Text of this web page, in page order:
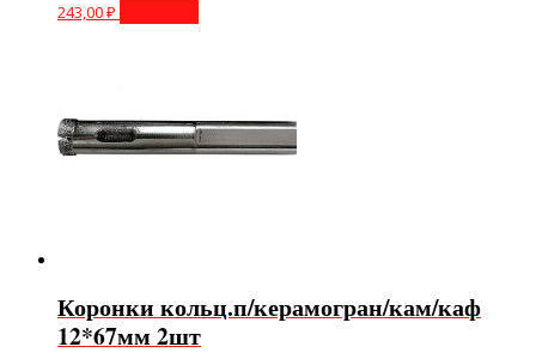
243,00₽
Коронки кольц.п/керамогран/кам/каф
12*67мм 2шт